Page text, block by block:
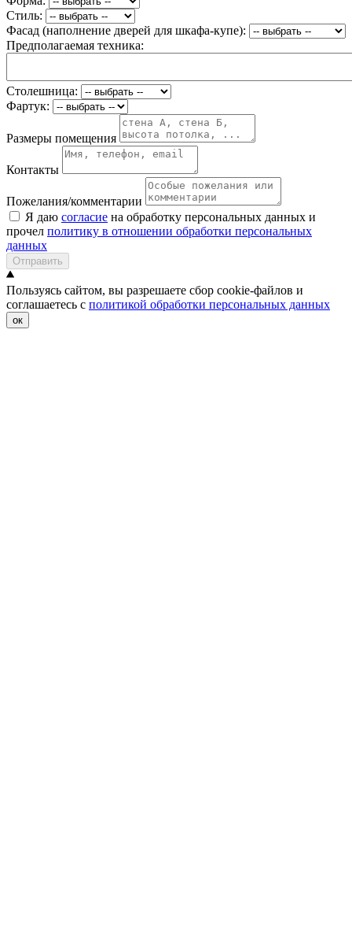
Стиль:
Фасад (наполнение дверей для шкафа-купе):
Предполагаемая техника:
Столешница:
Фартук:
Размеры помещения
Контакты
Пожелания/комментарии
Я даю согласие на обработку персональных данных и
прочел политику в отношении обработки персональных
данных
Отправить
Пользуясь сайтом, вы разрешаете сбор cookie-файлов и
соглашаетесь с политикой обработки персональных данных
ок